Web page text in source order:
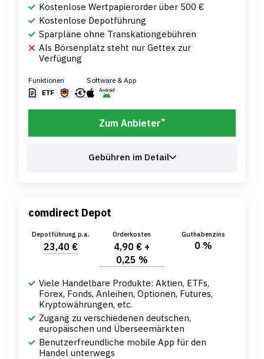
Kostenlose Wertpapierorder über 500 €
Kostenlose Depotführung
Sparpläne ohne Transkationgebühren
Als Börsenplatz steht nur Gettex zur
Verfügung
Funktionen Software & App
Zum Anbieter*
Gebühren im Detail
comdirect Depot
Depotführung p.a.
23,40 €
Orderkosten
4,90 € +
0,25 %
Guthabenzins
0 %
Viele Handelbare Produkte: Aktien, ETFs,
Forex, Fonds, Anleihen, Optionen, Futures,
Kryptowährungen, etc.
Zugang zu verschiedenen deutschen,
europäischen und Überseemärkten
Benutzerfreundliche mobile App für den
Handel unterwegs